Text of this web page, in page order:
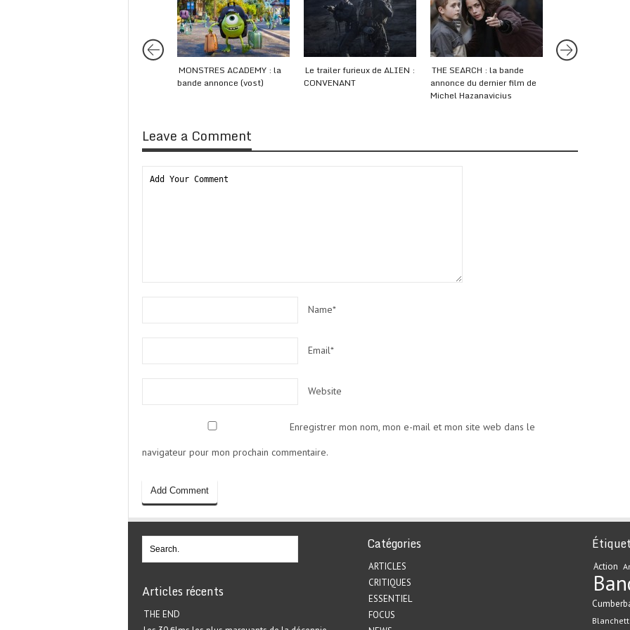
MONSTRES ACADEMY : la
bande annonce (vost)
Le trailer furieux de ALIEN :
CONVENANT
THE SEARCH : la bande
annonce du dernier film de
Michel Hazanavicius
Leave a Comment
Name*
Email*
Website
Enregistrer mon nom, mon e-mail et mon site web dans le
navigateur pour mon prochain commentaire.
Articles récents
THE END
Catégories
ARTICLES
CRITIQUES
ESSENTIEL
FOCUS
Action
Blanchett